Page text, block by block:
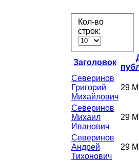
Кол-во
строк:
Заголовок
Северинов
Григорий
Михайлович
29
Северинов
Михаил
Иванович
29
Северинов
Андрей
Тихонович
29